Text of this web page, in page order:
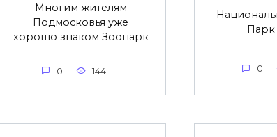
Многим жителям
Подмосковья уже
хорошо знаком Зоопарк
0 144
Парк
0